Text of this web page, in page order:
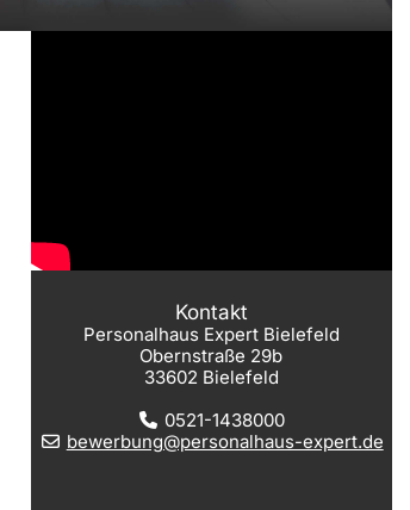
Kontakt
Personalhaus Expert Bielefeld
Obernstraße 29b
33602 Bielefeld
0521-1438000
bewerbung@personalhaus-expert.de